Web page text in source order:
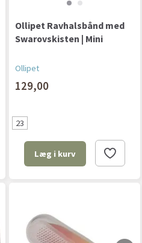
Ollipet Ravhalsbånd med
Swarovskisten | Mini
Ollipet
129,00
23
Læg i kurv